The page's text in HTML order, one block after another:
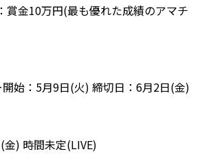
賞金10万円(最も優れた成績のアマチ
始：5月9日(火) 締切日：6月2日(金)
) 時間未定(LIVE)